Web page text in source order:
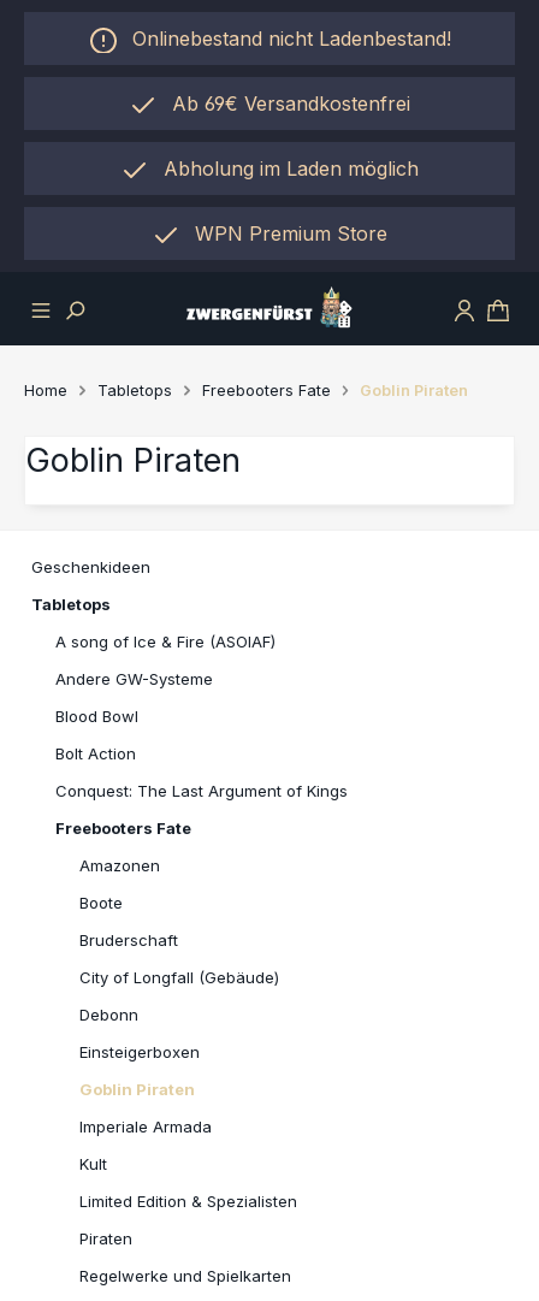
Zum Hauptinhalt springen
Onlinebestand nicht Ladenbestand!
Ab 69€ Versandkostenfrei
Abholung im Laden möglich
einfach per "Click&Collect"
WPN Premium Store
Home Tabletops Freebooters Fate Goblin Piraten
Goblin Piraten
Geschenkideen
Tabletops
A song of Ice & Fire (ASOIAF)
Andere GW-Systeme
Blood Bowl
Bolt Action
Conquest: The Last Argument of Kings
Freebooters Fate
Amazonen
Boote
Bruderschaft
City of Longfall (Gebäude)
Debonn
Einsteigerboxen
Goblin Piraten
Imperiale Armada
Kult
Limited Edition & Spezialisten
Piraten
Regelwerke und Spielkarten